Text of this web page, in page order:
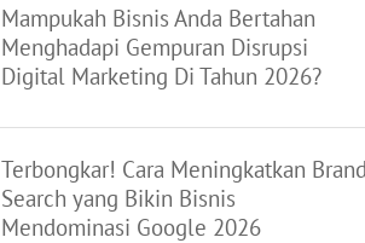
Mampukah Bisnis Anda Bertahan
Menghadapi Gempuran Disrupsi
Digital Marketing Di Tahun 2026?
Terbongkar! Cara Meningkatkan
Search yang Bikin Bisnis
Mendominasi Google 2026